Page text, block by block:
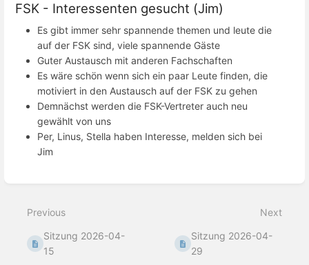
FSK - Interessenten gesucht (Jim)
Es gibt immer sehr spannende themen und leute die
auf der FSK sind, viele spannende Gäste
Guter Austausch mit anderen Fachschaften
Es wäre schön wenn sich ein paar Leute finden, die
motiviert in den Austausch auf der FSK zu gehen
Demnächst werden die FSK-Vertreter auch neu
gewählt von uns
Per, Linus, Stella haben Interesse, melden sich bei
Jim
mode
Previous
Sitzung 2026-04-
15
Next
Sitzung 2026-04-
29